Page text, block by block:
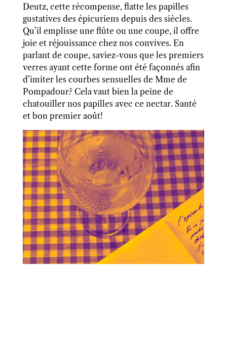
Deutz, cette récompense, flatte les papilles
gustatives des épicuriens depuis des siècles.
Qu’il emplisse une flûte ou une coupe, il offre
joie et réjouissance chez nos convives. En
parlant de coupe, saviez-vous que les premiers
verres ayant cette forme ont été façonnés afin
d’imiter les courbes sensuelles de Mme de
Pompadour? Cela vaut bien la peine de
chatouiller nos papilles avec ce nectar. Santé
et bon premier août!